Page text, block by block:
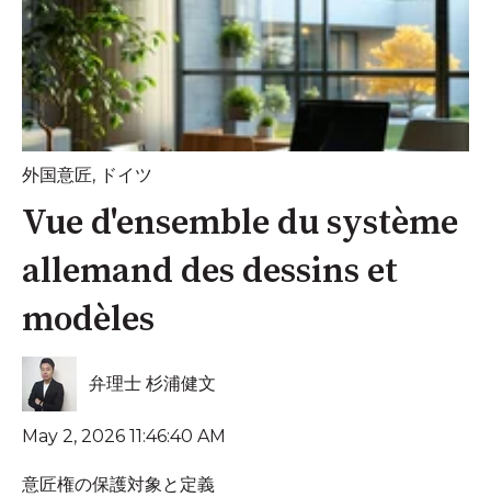
外国意匠, ドイツ
Vue d'ensemble du système
allemand des dessins et
modèles
弁理士 杉浦健文
May 2, 2026 11:46:40 AM
意匠権の保護対象と定義